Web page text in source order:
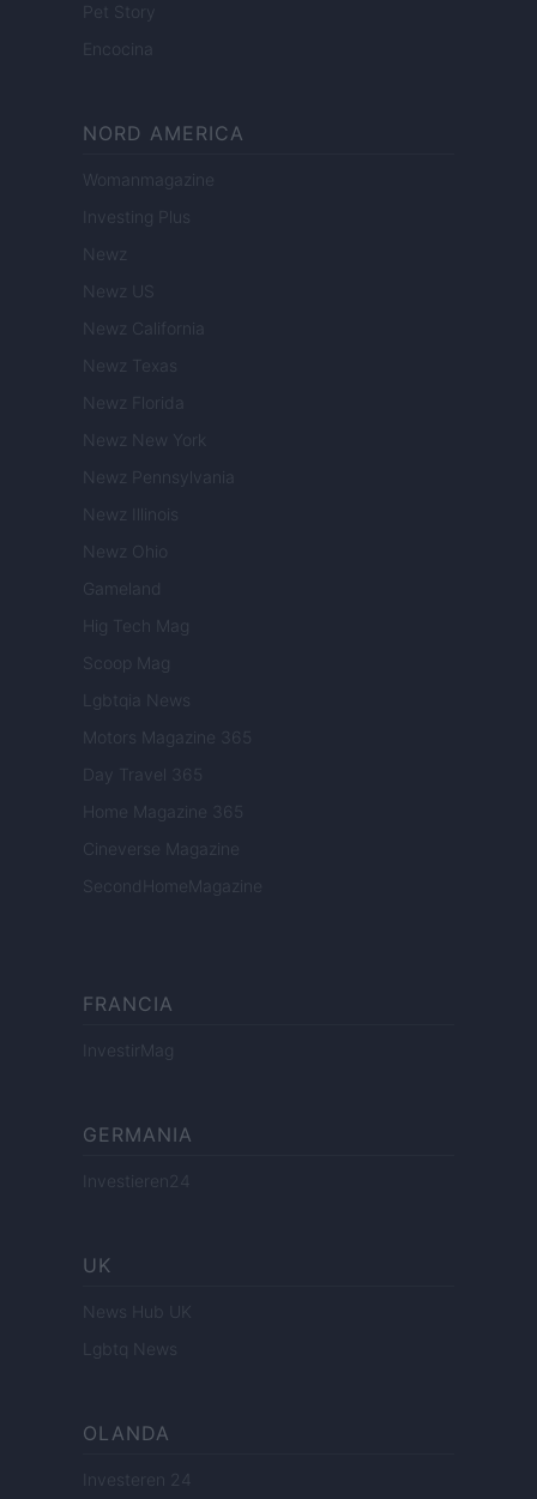
Pet Story
Encocina
NORD AMERICA
Womanmagazine
Investing Plus
Newz
Newz US
Newz California
Newz Texas
Newz Florida
Newz New York
Newz Pennsylvania
Newz Illinois
Newz Ohio
Gameland
Hig Tech Mag
Scoop Mag
Lgbtqia News
Motors Magazine 365
Day Travel 365
Home Magazine 365
Cineverse Magazine
SecondHomeMagazine
FRANCIA
InvestirMag
GERMANIA
Investieren24
UK
News Hub UK
Lgbtq News
OLANDA
Investeren 24